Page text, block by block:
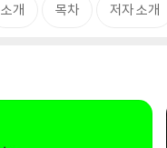
소개 목차 저자 소개